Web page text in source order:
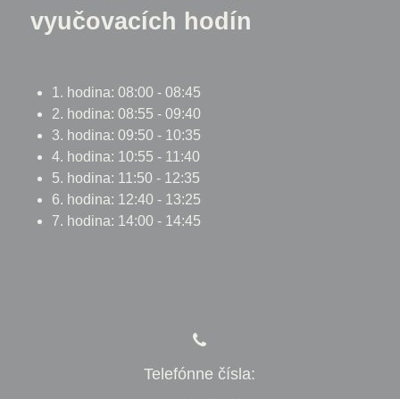
vyučovacích hodín
1. hodina: 08:00 - 08:45
2. hodina: 08:55 - 09:40
3. hodina: 09:50 - 10:35
4. hodina: 10:55 - 11:40
5. hodina: 11:50 - 12:35
6. hodina: 12:40 - 13:25
7. hodina: 14:00 - 14:45
Telefónne čísla: